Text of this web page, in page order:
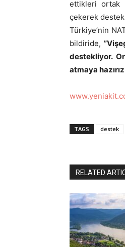
ettikleri ortak
çekerek
Türkiye’nin
bildiride,
destekliyor.
atmaya
TAGS destek
RELATED